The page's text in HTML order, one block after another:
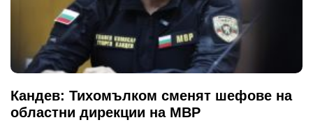
Кандев: Тихомълком сменят шефове на
областни дирекции на МВР